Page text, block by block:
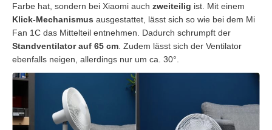
Farbe hat, sondern bei Xiaomi auch zweiteilig ist. Mit einem
Klick-Mechanismus ausgestattet, lässt sich so wie bei dem Mi
Fan 1C das Mittelteil entnehmen. Dadurch schrumpft der
Standventilator auf 65 cm . Zudem lässt sich der Ventilator
ebenfalls neigen, allerdings nur um ca. 30°.